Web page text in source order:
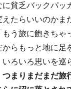
貧乏バックパッ
たらいいのかま
う旅に飽きちゃ
らもっと地に足
ろいろ思いを巡
つまりまだまだ旅